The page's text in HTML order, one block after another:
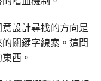
設計尋找的方向是
關鍵字線索。這問
西。